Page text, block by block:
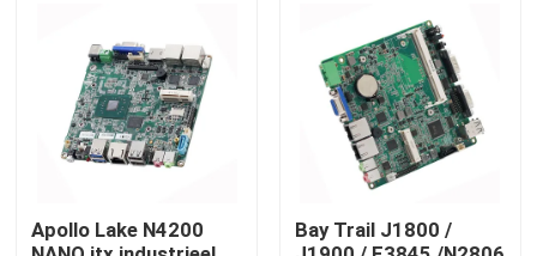
Apollo Lake N4200
Bay Trail J1800 /